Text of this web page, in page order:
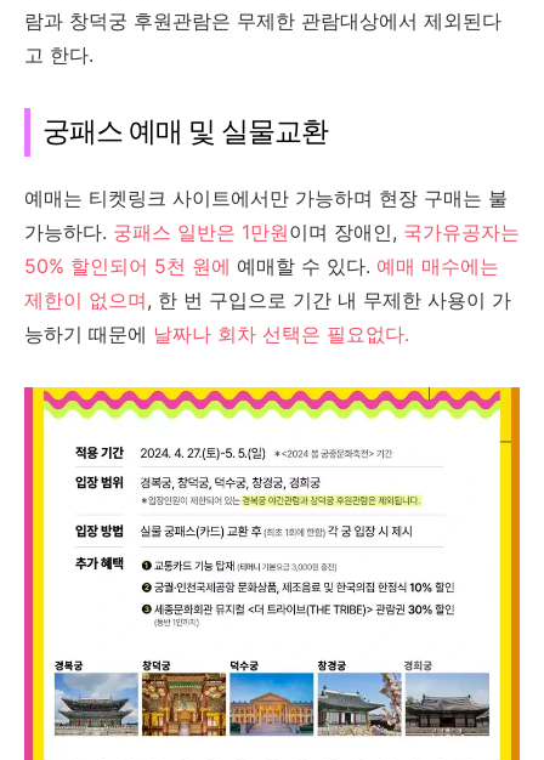
람과 창덕궁 후원관람은 무제한 관람대상에서 제외된다
고 한다.
궁패스 예매 및 실물교환
예매는 티켓링크 사이트에서만 가능하며 현장 구매는 불
가능하다. 궁패스 일반은 1만원이며 장애인, 국가유공자는
50% 할인되어 5천 원에 예매할 수 있다. 예매 매수에는
제한이 없으며, 한 번 구입으로 기간 내 무제한 사용이 가
능하기 때문에 날짜나 회차 선택은 필요없다.